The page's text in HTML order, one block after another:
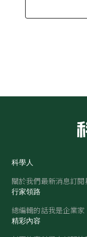
科學人
關於我們最新消息訂閱
行家領路
總編輯的話我是企業
精彩內容